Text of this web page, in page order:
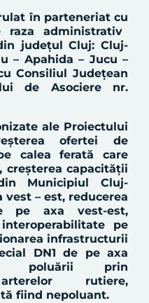
în parteneriat cu
raza administrativ
județul Cluj:Cluj-
– Apahida – Jucu –
Consiliul Județean
de Asociere nr.
ale Proiectului
ofertei de
calea ferată care
creșterea capacității
Municipiul Cluj-
vest – est, reducerea
pe axa vest-est,
pe
infrastructurii
DN1 de pe axa
poluării prin
arterelor rutiere,
fiind nepoluant.